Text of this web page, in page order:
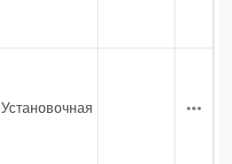
Установочная